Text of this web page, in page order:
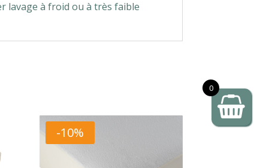
lavage à froid ou à très faible
-10%
0